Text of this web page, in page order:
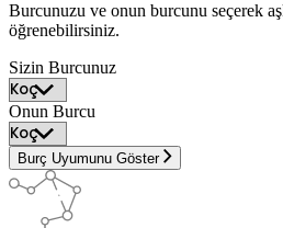
Burcunuzu ve onun burcunu seçerek
öğrenebilirsiniz.
Sizin Burcunuz
Onun Burcu
Burç Uyumunu Göster